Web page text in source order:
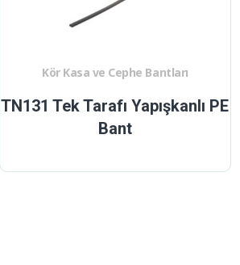
TN131 Tek Tarafı Yapışkanlı PE
Bant
Kör Kasa ve Cephe Bantları